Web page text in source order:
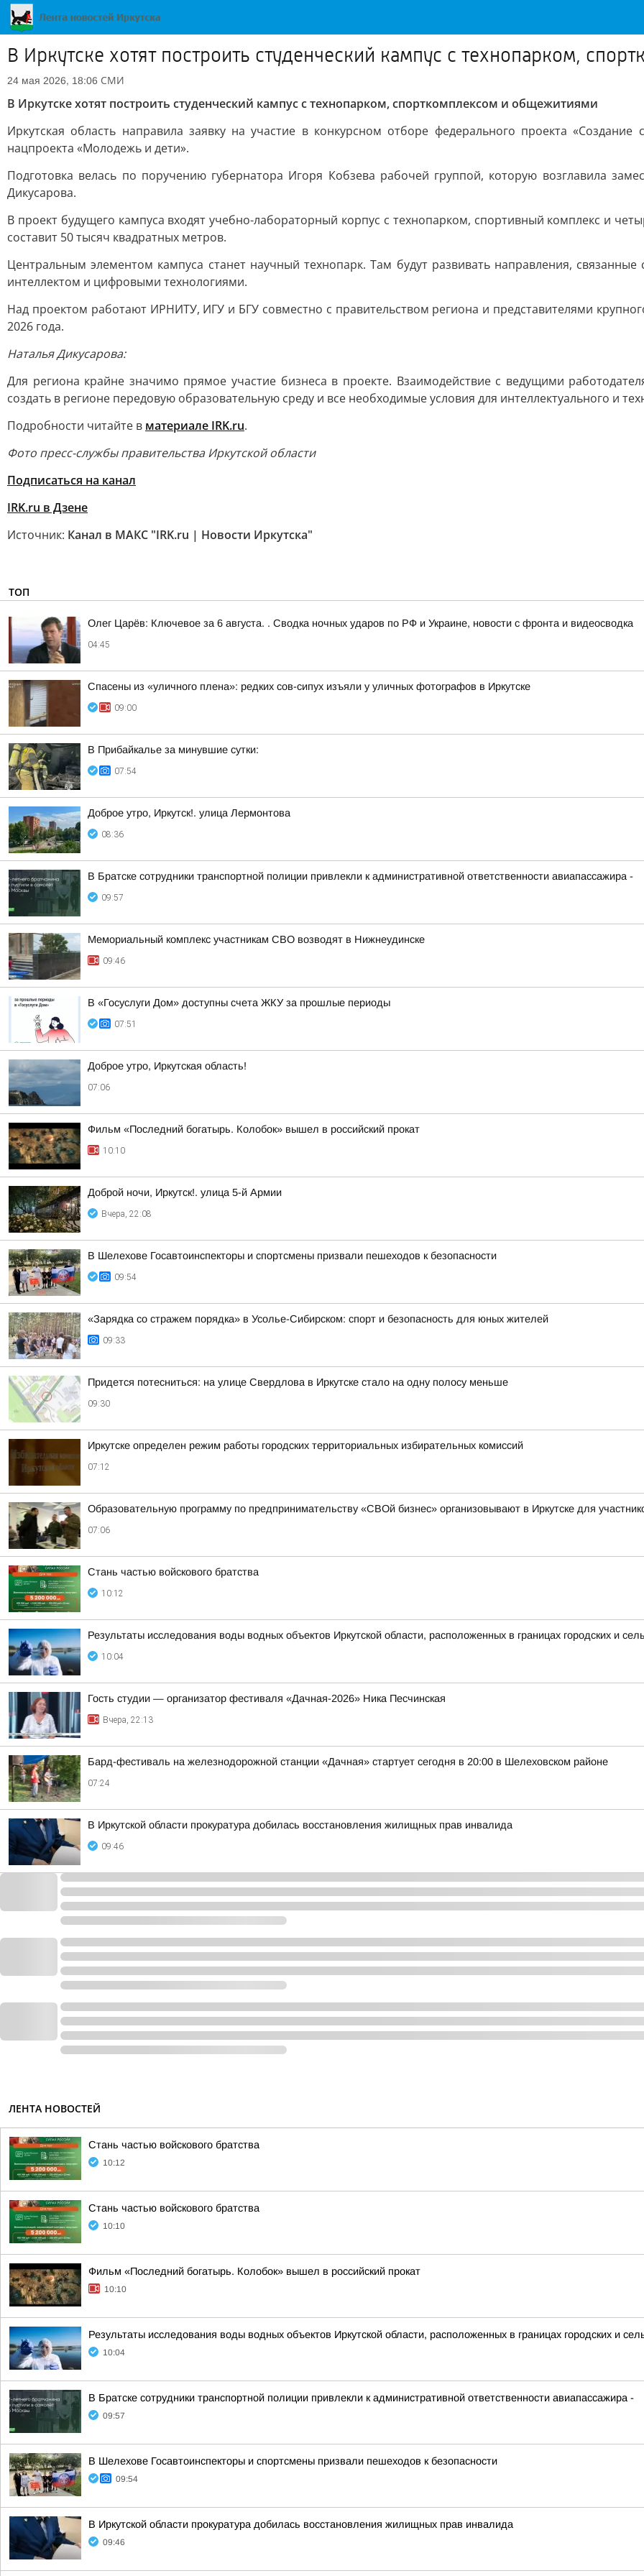
В Иркутске хотят построить студенческий кампус с технопарком,
24 мая 2026, 18:06 СМИ
В Иркутске хотят построить студенческий кампус с технопарком, спорткомплексом и общежитиями
Иркутская область направила заявку на участие в конкурсном отборе федерального проекта
нацпроекта «Молодежь и дети».
Подготовка велась по поручению губернатора Игоря Кобзева рабочей группой, которую возглавила
Дикусарова.
В проект будущего кампуса входят учебно-лабораторный корпус с технопарком, спортивный комплекс и
составит 50 тысяч квадратных метров.
Центральным элементом кампуса станет научный технопарк. Там будут развивать направления,
интеллектом и цифровыми технологиями.
Над проектом работают ИРНИТУ, ИГУ и БГУ совместно с правительством региона и представителями
2026 года.
Наталья Дикусарова:
Для региона крайне значимо прямое участие бизнеса в проекте. Взаимодействие с ведущими
создать в регионе передовую образовательную среду и все необходимые условия для интеллектуального и
Подробности читайте в материале IRK.ru.
Фото пресс-службы правительства Иркутской области
Подписаться на канал
IRK.ru в Дзене
Источник: Канал в МАКС "IRK.ru | Новости Иркутска"
ТОП
Олег Царёв: Ключевое за 6 августа. . Сводка ночных ударов по РФ и Украине, новости с фронта и видеосводка
04:45
Спасены из «уличного плена»: редких сов-сипух изъяли у уличных фотографов в Иркутске
09:00
В Прибайкалье за минувшие сутки:
07:54
Доброе утро, Иркутск!. улица Лермонтова
08:36
В Братске сотрудники транспортной полиции привлекли к административной ответственности авиапассажира -
09:57
Мемориальный комплекс участникам СВО возводят в Нижнеудинске
09:46
В «Госуслуги Дом» доступны счета ЖКУ за прошлые периоды
07:51
Доброе утро, Иркутская область!
07:06
Фильм «Последний богатырь. Колобок» вышел в российский прокат
10:10
Доброй ночи, Иркутск!. улица 5-й Армии
Вчера, 22:08
В Шелехове Госавтоинспекторы и спортсмены призвали пешеходов к безопасности
09:54
«Зарядка со стражем порядка» в Усолье-Сибирском: спорт и безопасность для юных жителей
09:33
Придется потесниться: на улице Свердлова в Иркутске стало на одну полосу меньше
09:30
Иркутске определен режим работы городских территориальных избирательных комиссий
07:12
Образовательную программу по предпринимательству «СВОй бизнес» организовывают в Иркутске для
07:06
Стань частью войскового братства
10:12
Результаты исследования воды водных объектов Иркутской области, расположенных в границах городских и
10:04
Гость студии — организатор фестиваля «Дачная-2026» Ника Песчинская
Вчера, 22:13
Бард-фестиваль на железнодорожной станции «Дачная» стартует сегодня в 20:00 в Шелеховском районе
07:24
В Иркутской области прокуратура добилась восстановления жилищных прав инвалида
09:46
ЛЕНТА НОВОСТЕЙ
Стань частью войскового братства
10:12
Стань частью войскового братства
10:10
Фильм «Последний богатырь. Колобок» вышел в российский прокат
10:10
Результаты исследования воды водных объектов Иркутской области, расположенных в границах городских и
10:04
В Братске сотрудники транспортной полиции привлекли к административной ответственности авиапассажира -
09:57
В Шелехове Госавтоинспекторы и спортсмены призвали пешеходов к безопасности
09:54
В Иркутской области прокуратура добилась восстановления жилищных прав инвалида
09:46